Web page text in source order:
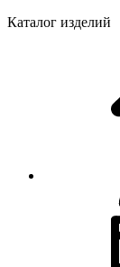
Каталог изделий